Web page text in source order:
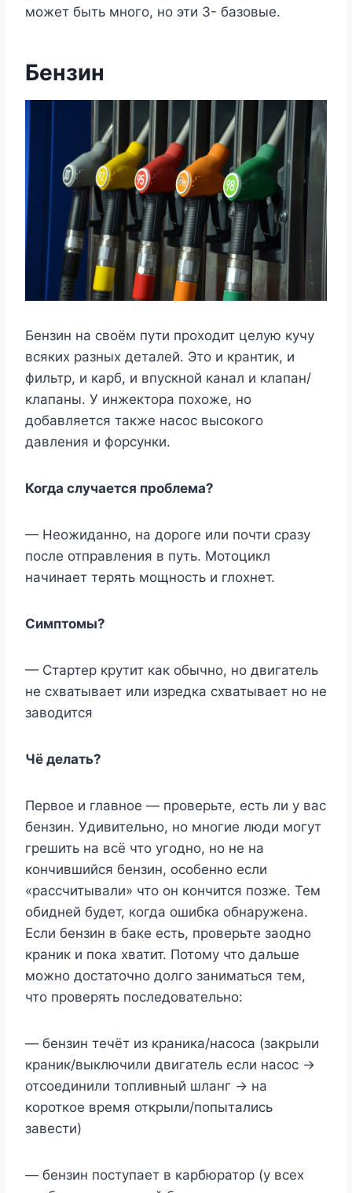
может быть много, но эти 3- базовые.
Бензин
Бензин на своём пути проходит целую кучу
всяких разных деталей. Это и крантик, и
фильтр, и карб, и впускной канал и клапан/
клапаны. У инжектора похоже, но
добавляется также насос высокого
давления и форсунки.
Когда случается проблема?
— Неожиданно, на дороге или почти сразу
после отправления в путь. Мотоцикл
начинает терять мощность и глохнет.
Симптомы?
— Стартер крутит как обычно, но двигатель
не схватывает или изредка схватывает но не
заводится
Чё делать?
Первое и главное — проверьте, есть ли у вас
бензин. Удивительно, но многие люди могут
грешить на всё что угодно, но не на
кончившийся бензин, особенно если
«рассчитывали» что он кончится позже. Тем
обидней будет, когда ошибка обнаружена.
Если бензин в баке есть, проверьте заодно
краник и пока хватит. Потому что дальше
можно достаточно долго заниматься тем,
что проверять последовательно:
— бензин течёт из краника/насоса (закрыли
краник/выключили двигатель если насос ->
отсоединили топливный шланг -> на
короткое время открыли/попытались
завести)
— бензин поступает в карбюратор (у всех